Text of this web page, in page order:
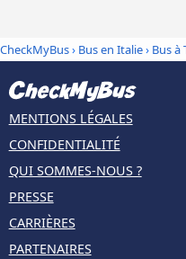
CheckMyBus› Bus en Italie› Bus à
MENTIONS LÉGALES
CONFIDENTIALITÉ
QUI SOMMES-NOUS ?
PRESSE
CARRIÈRES
PARTENAIRES